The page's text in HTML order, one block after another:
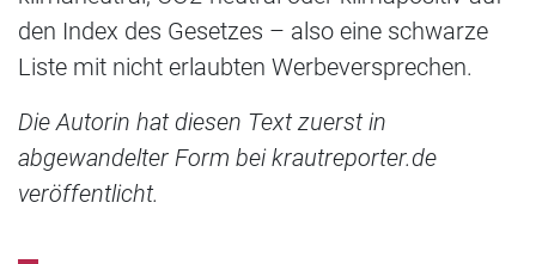
den Index des Gesetzes – also eine schwarze
Liste mit nicht erlaubten Werbeversprechen.
Die Autorin hat diesen Text zuerst in
abgewandelter Form bei krautreporter.de
veröffentlicht.